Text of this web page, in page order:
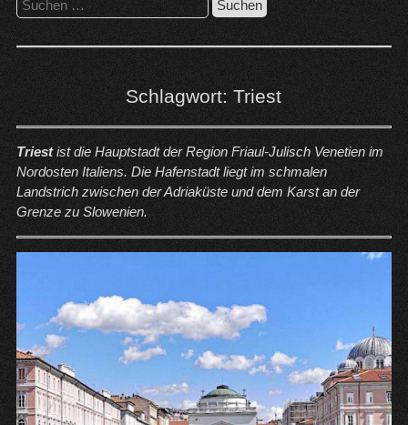
nach:
Schlagwort:Triest
Triestist die Hauptstadt der Region Friaul-Julisch Venetien im
Nordosten Italiens. Die Hafenstadt liegt im schmalen
Landstrich zwischen der Adriaküste und dem Karst an der
Grenze zu Slowenien.